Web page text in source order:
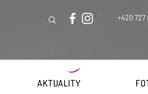
+420 727
AKTUALITY